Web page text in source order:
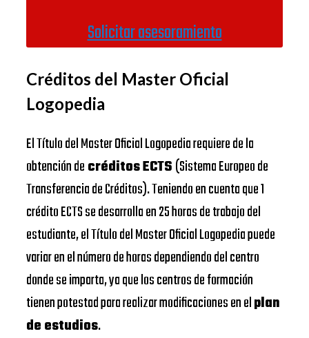
Solicitar asesoramiento
Créditos del Master Oficial
Logopedia
El Título del Master Oficial Logopedia requiere de la
obtención decréditos ECTS(Sistema Europeo de
Transferencia de Créditos). Teniendo en cuenta que 1
crédito ECTS se desarrolla en 25 horas de trabajo del
estudiante, el Título del Master Oficial Logopedia puede
variar en el número de horas dependiendo del centro
donde se imparta, ya que los centros de formación
tienen potestad para realizar modificaciones en elplan
de estudios.